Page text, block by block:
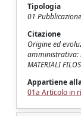
Tipologia
01
Citazione
Origine ed
amministrativa:
MATERIALI
Appartiene
01a Articolo in